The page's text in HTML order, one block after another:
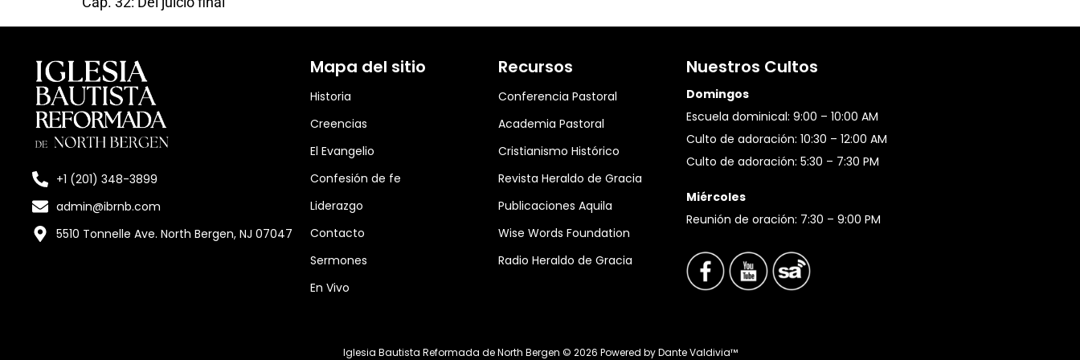
+1 (201) 348-3899
admin@ibrnb.com
5510 Tonnelle Ave. North Bergen, NJ 07047
Mapa del sitio
Historia
Creencias
El Evangelio
Confesión de fe
Liderazgo
Contacto
Sermones
En Vivo
Recursos
Conferencia Pastoral
Academia Pastoral
Cristianismo Histórico
Revista Heraldo de Gracia
Publicaciones Aquila
Wise Words Foundation
Radio Heraldo de Gracia
Nuestros Cultos
Domingos
Escuela dominical: 9:00 – 10:00 AM
Culto de adoración: 10:30 – 12:00 AM
Culto de adoración: 5:30 – 7:30 PM
Miércoles
Reunión de oración: 7:30 – 9:00 PM
Iglesia Bautista Reformada de North Bergen © 2026 Powered byDante Valdivia™